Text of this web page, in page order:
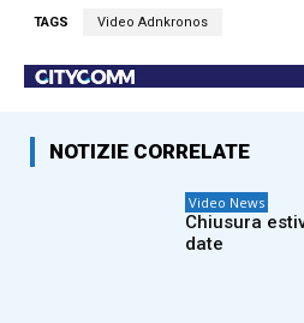
TAGS Video Adnkronos
NOTIZIE CORRELATE
Video News
Chiusura
date